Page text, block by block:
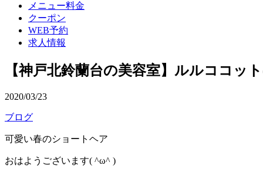
メニュー料金
クーポン
WEB予約
求人情報
【神戸北鈴蘭台の美容室】ルルココッ
2020/03/23
ブログ
可愛い春のショートヘア
おはようございます( ^ω^ )